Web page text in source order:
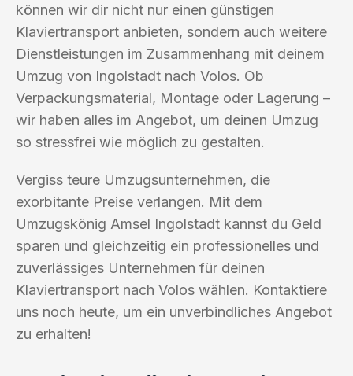
können wir dir nicht nur einen günstigen
Klaviertransport anbieten, sondern auch weitere
Dienstleistungen im Zusammenhang mit deinem
Umzug von Ingolstadt nach Volos. Ob
Verpackungsmaterial, Montage oder Lagerung –
wir haben alles im Angebot, um deinen Umzug
so stressfrei wie möglich zu gestalten.
Vergiss teure Umzugsunternehmen, die
exorbitante Preise verlangen. Mit dem
Umzugskönig Amsel Ingolstadt kannst du Geld
sparen und gleichzeitig ein professionelles und
zuverlässiges Unternehmen für deinen
Klaviertransport nach Volos wählen. Kontaktiere
uns noch heute, um ein unverbindliches Angebot
zu erhalten!